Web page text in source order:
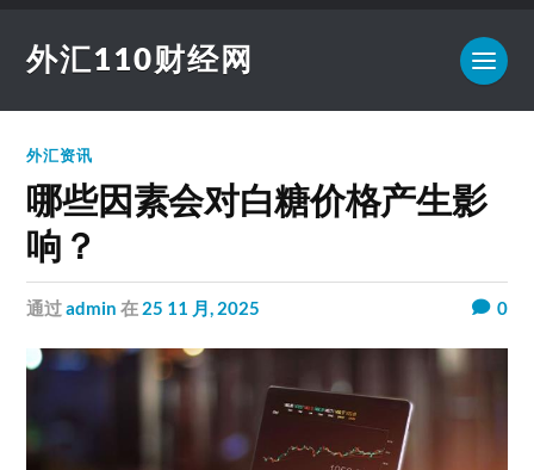
外汇110财经网
外汇资讯
哪些因素会对白糖价格产生影
响？
通过admin 在 25 11 月, 2025 0